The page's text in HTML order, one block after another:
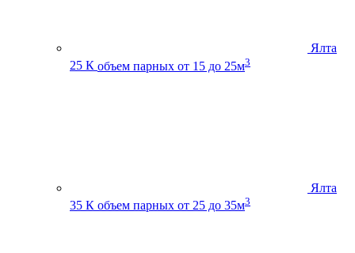
Ялта
25 К объем парных от 15 до 25м3
Ялта
35 К объем парных от 25 до 35м3